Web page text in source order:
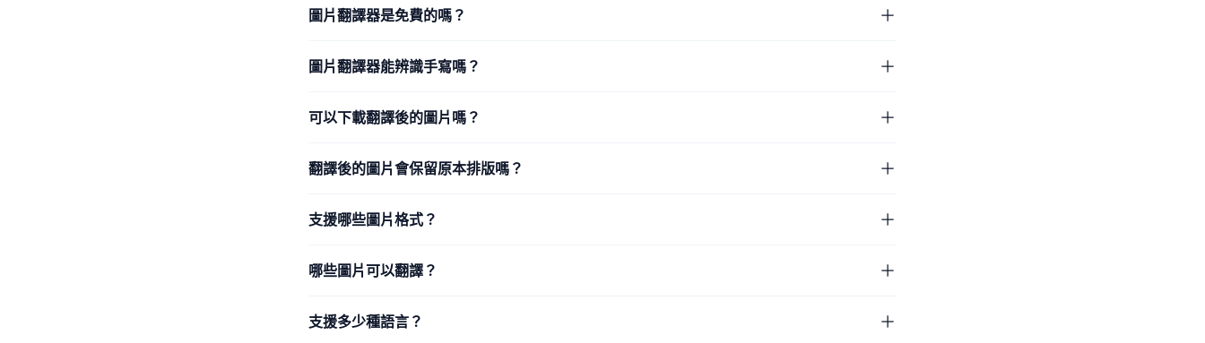
圖片翻譯器是免費的嗎？
圖片翻譯器能辨識手寫嗎？
可以下載翻譯後的圖片嗎？
翻譯後的圖片會保留原本排版嗎？
支援哪些圖片格式？
哪些圖片可以翻譯？
支援多少種語言？